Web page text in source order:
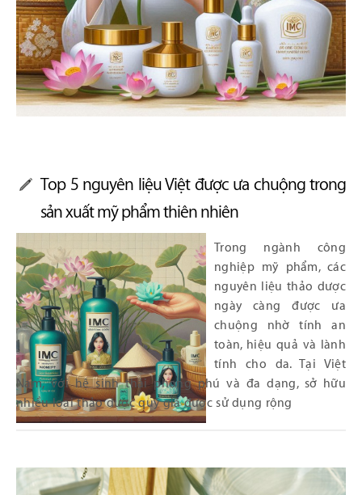
Top 5 nguyên liệu Việt được ưa chuộng trong
sản xuất mỹ phẩm thiên nhiên
Trong ngành công
nghiệp mỹ phẩm, các
nguyên liệu thảo dược
ngày càng được ưa
chuộng nhờ tính an
toàn, hiệu quả và lành
tính cho da. Tại Việt
Nam, với hệ sinh thái phong phú và đa dạng, sở hữu
nhiều loại thảo dược quý giá được sử dụng rộng